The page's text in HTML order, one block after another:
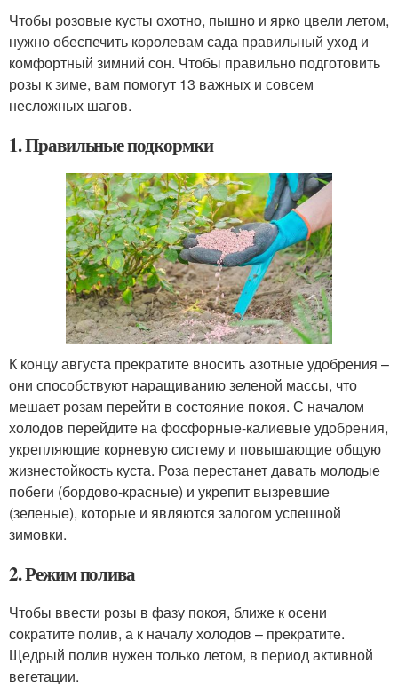
Чтобы розовые кусты охотно, пышно и ярко цвели летом,
нужно обеспечить королевам сада правильный уход и
комфортный зимний сон. Чтобы правильно подготовить
розы к зиме, вам помогут 13 важных и совсем
несложных шагов.
1. Правильные подкормки
К концу августа прекратите вносить азотные удобрения –
они способствуют наращиванию зеленой массы, что
мешает розам перейти в состояние покоя. С началом
холодов перейдите на фосфорные-калиевые удобрения,
укрепляющие корневую систему и повышающие общую
жизнестойкость куста. Роза перестанет давать молодые
побеги (бордово-красные) и укрепит вызревшие
(зеленые), которые и являются залогом успешной
зимовки.
2. Режим полива
Чтобы ввести розы в фазу покоя, ближе к осени
сократите полив, а к началу холодов – прекратите.
Щедрый полив нужен только летом, в период активной
вегетации.